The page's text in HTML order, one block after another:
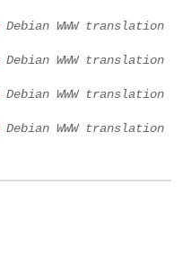
Debian WWW translation
Debian WWW translation
Debian WWW translation
Debian WWW translation